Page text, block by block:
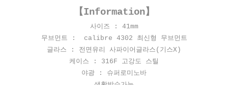
【Information】
사이즈 : 41mm
무브먼트 : calibre 4302 최신형 무브먼트
글라스 : 전면유리 사파이어글라스(기스X)
케이스 : 316F 고강도 스틸
야광 : 슈퍼로미노바